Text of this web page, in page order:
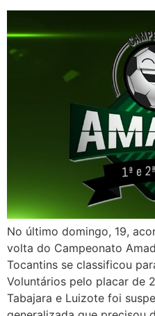
No último domingo, 19,
volta do Campeonato
Tocantins se classificou
Voluntários pelo placar de
Tabajara e Luizote foi